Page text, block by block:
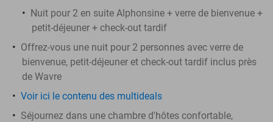
Nuit pour 2 en suite Alphonsine + verre de bienvenue +
petit-déjeuner + check-out tardif
Offrez-vous une nuit pour 2 personnes avec verre de
bienvenue, petit-déjeuner et check-out tardif inclus près
de Wavre
Voir ici le contenu des multideals
Séjournez dans une chambre d'hôtes confortable,